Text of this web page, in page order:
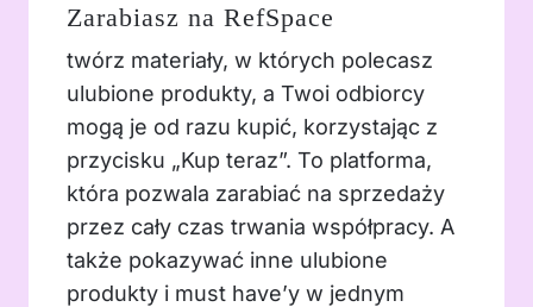
Zarabiasz na RefSpace
twórz materiały, w których polecasz
ulubione produkty, a Twoi odbiorcy
mogą je od razu kupić, korzystając z
przycisku „Kup teraz”. To platforma,
która pozwala zarabiać na sprzedaży
przez cały czas trwania współpracy. A
także pokazywać inne ulubione
produkty i must have’y w jednym